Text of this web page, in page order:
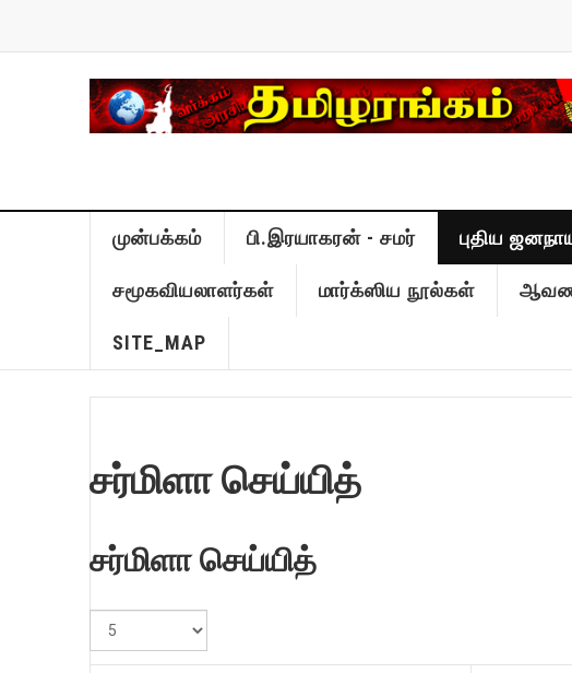
முன்பக்கம் பி.இரயாகரன் - சமர் புதிய
சமூகவியலாளர்கள் மார்க்ஸிய நூல்கள்
SITE_MAP
சர்மிளா செய்யித்
சர்மிளா செய்யித்
காட்டுக